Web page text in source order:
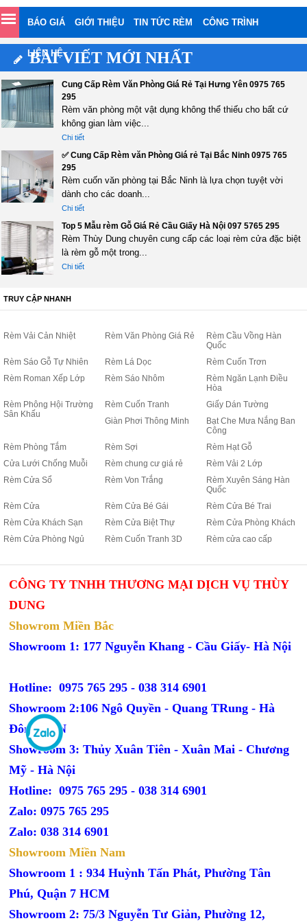
BÁO GIÁ GIỚI THIỆU TIN TỨC RÈM CÔNG TRÌNH
LIÊN HỆ
BÀI VIẾT MỚI NHẤT
Cung Cấp Rèm Văn Phòng Giá Rẻ Tại Hưng Yên 0975 765
295
Rèm văn phòng một vật dụng không thể thiếu cho bất cứ
không gian làm việc...
Chi tiết
✅ Cung Cấp Rèm văn Phòng Giá rẻ Tại Bắc Ninh 0975 765
295
Rèm cuốn văn phòng tại Bắc Ninh là lựa chọn tuyệt vời
dành cho các doanh...
Chi tiết
Top 5 Mẫu rèm Gỗ Giá Rẻ Cầu Giấy Hà Nội 097 5765 295
Rèm Thùy Dung chuyên cung cấp các loại rèm cửa đặc biệt
là rèm gỗ một trong...
Chi tiết
TRUY CẬP NHANH
Rèm Vải Cản Nhiệt Rèm Văn Phòng Giá Rẻ
Rèm Cầu Vồng Hàn
Quốc
Rèm Sáo Gỗ Tự Nhiên
Rèm Lá Dọc
Rèm Cuốn Trơn
Rèm Roman Xếp Lớp
Rèm Sáo Nhôm
Rèm Ngăn Lạnh Điều
Hòa
Rèm Phông Hội Trường
Sân Khấu
Rèm Cuốn Tranh
Giấy Dán Tường
Giàn Phơi Thông Minh
Bạt Che Mưa Nắng Ban
Công
Rèm Phòng Tắm
Rèm Sợi
Rèm Hạt Gỗ
Cửa Lưới Chống Muỗi
Rèm chung cư giá rẻ
Rèm Vải 2 Lớp
Rèm Cửa Sổ
Rèm Von Trắng
Rèm Xuyên Sáng Hàn
Quốc
Rèm Cửa
Rèm Cửa Bé Gái
Rèm Cửa Bé Trai
Rèm Cửa Khách Sạn
Rèm Cửa Biệt Thự
Rèm Cửa Phòng Khách
Rèm Cửa Phòng Ngủ
Rèm Cuốn Tranh 3D Rèm cửa cao cấp
CÔNG TY TNHH THƯƠNG MẠI DỊCH VỤ THÙY
DUNG
Showrom Miền Bắc
Showroom 1: 177 Nguyễn Khang - Cầu Giấy- Hà Nội
Hotline: 0975 765 295 -038 314 6901
Showroom 2:106 Ngô Quyền - Quang TRung - Hà
Đông - HN
Showroom 3: Thủy Xuân Tiên - Xuân Mai - Chương
Mỹ - Hà Nội
Hotline: 0975 765 295 -038 314 6901
Zalo: 0975 765 295
Zalo: 038 314 6901
Showroom Miền Nam
Showroom 1 : 934 Huỳnh Tấn Phát, Phường Tân
Phú, Quận 7 HCM
Showroom 2: 75/3 Nguyễn Tư Giản, Phường 12,